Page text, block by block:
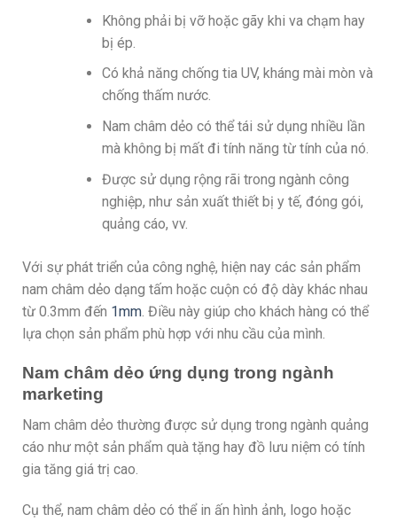
Không phải bị vỡ hoặc gãy khi va chạm hay
bị ép.
Có khả năng chống tia UV, kháng mài mòn và
chống thấm nước.
Nam châm dẻo có thể tái sử dụng nhiều lần
mà không bị mất đi tính năng từ tính của nó.
Được sử dụng rộng rãi trong ngành công
nghiệp, như sản xuất thiết bị y tế, đóng gói,
quảng cáo, vv.
Với sự phát triển của công nghệ, hiện nay các sản phẩm
nam châm dẻo dạng tấm hoặc cuộn có độ dày khác nhau
từ 0.3mm đến 1mm . Điều này giúp cho khách hàng có thể
lựa chọn sản phẩm phù hợp với nhu cầu của mình.
Nam châm dẻo ứng dụng trong ngành
marketing
Nam châm dẻo thường được sử dụng trong ngành quảng
cáo như một sản phẩm quà tặng hay đồ lưu niệm có tính
gia tăng giá trị cao.
Cụ thể, nam châm dẻo có thể in ấn hình ảnh, logo hoặc